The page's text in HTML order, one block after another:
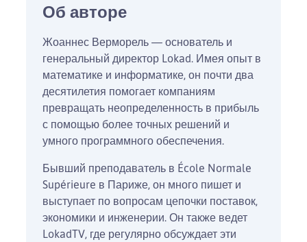
Об авторе
Жоаннес Верморель — основатель и
генеральный директор Lokad. Имея опыт в
математике и информатике, он почти два
десятилетия помогает компаниям
превращать неопределенность в прибыль
с помощью более точных решений и
умного программного обеспечения.
Бывший преподаватель в École Normale
Supérieure в Париже, он много пишет и
выступает по вопросам цепочки поставок,
экономики и инженерии. Он также ведет
LokadTV, где регулярно обсуждает эти